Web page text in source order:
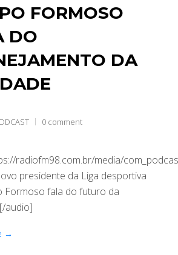
FORMOSO
DO
DA
0 comment
radiofm98.com.br/media/
presidente da Liga desportiva
Formoso fala do futuro da
audio]
→